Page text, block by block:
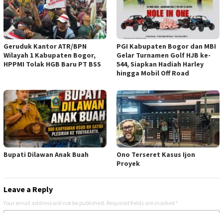
Geruduk Kantor ATR/BPN
Wilayah 1 Kabupaten Bogor,
HPPMI Tolak HGB Baru PT BSS
PGI Kabupaten Bogor dan MBI
Gelar Turnamen Golf HJB ke-
544, Siapkan Hadiah Harley
hingga Mobil Off Road
Bupati Dilawan Anak Buah
Ono Terseret Kasus Ijon
Proyek
Leave a Reply
Your email address will not be published. Required fields are marked *